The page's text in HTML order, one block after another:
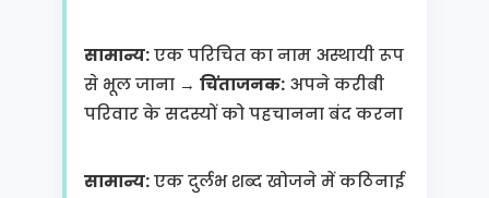
सामान्य:एक परिचित का नाम अस्थायी रूप
से भूल जाना → चिंताजनक:अपने करीबी
परिवार के सदस्यों को पहचानना बंद करना
सामान्य:एक दुर्लभ शब्द खोजने में कठिनाई